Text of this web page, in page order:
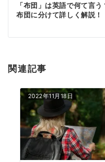
ン
「布団」は英語で何て言
布団に分けて詳しく解説！
関連記事
2022年11月18日